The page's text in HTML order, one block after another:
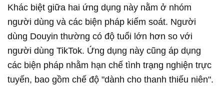
Khác biệt giữa hai ứng dụng này nằm ở nhóm
người dùng và các biện pháp kiểm soát. Người
dùng Douyin thường có độ tuổi lớn hơn so với
người dùng TikTok. Ứng dụng này cũng áp dụng
các biện pháp nhằm hạn chế tình trạng nghiện trực
tuyến, bao gồm chế độ "dành cho thanh thiếu niên".